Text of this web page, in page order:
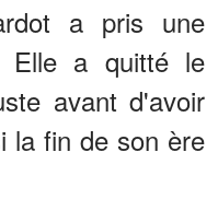
a pris une
Elle a quitté le
avant d'avoir
la fin de son ère